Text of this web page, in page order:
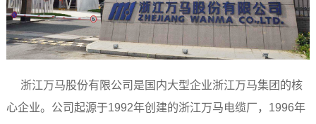
浙江万马股份有限公司是国内大型企业浙江万马集团的核
心企业。公司起源于1992年创建的浙江万马电缆厂，1996年